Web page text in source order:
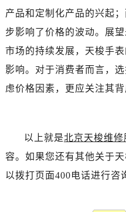
产品和定制化产品的兴起
步影响了价格的波动。展
市场的持续发展，天梭手
影响。对于消费者而言，
虑价格因素，更应关注其
以上就是北京天梭维修
容。如果您还有其他关于
以拨打页面400电话进行咨